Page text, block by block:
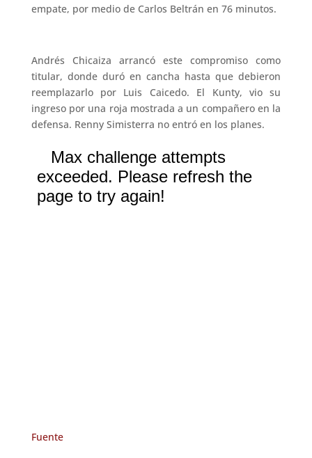
empate, por medio de Carlos Beltrán en 76 minutos.
Andrés Chicaiza arrancó este compromiso como
titular, donde duró en cancha hasta que debieron
reemplazarlo por Luis Caicedo. El Kunty, vio su
ingreso por una roja mostrada a un compañero en la
defensa. Renny Simisterra no entró en los planes.
Fuente